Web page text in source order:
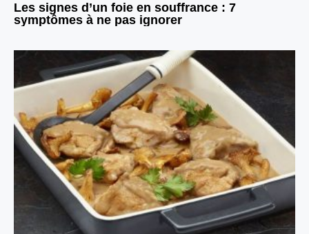
Les signes d’un foie en souffrance : 7
symptômes à ne pas ignorer